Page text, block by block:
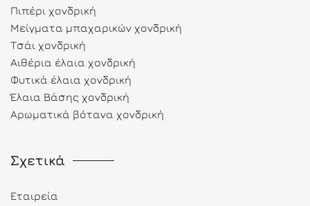
Πιπέρι χονδρική
Μείγματα μπαχαρικών χονδρική
Τσάι χονδρική
Αιθέρια έλαια χονδρική
Φυτικά έλαια χονδρική
Έλαια Βάσης χονδρική
Αρωματικά βότανα χονδρική
Σχετικά
Εταιρεία